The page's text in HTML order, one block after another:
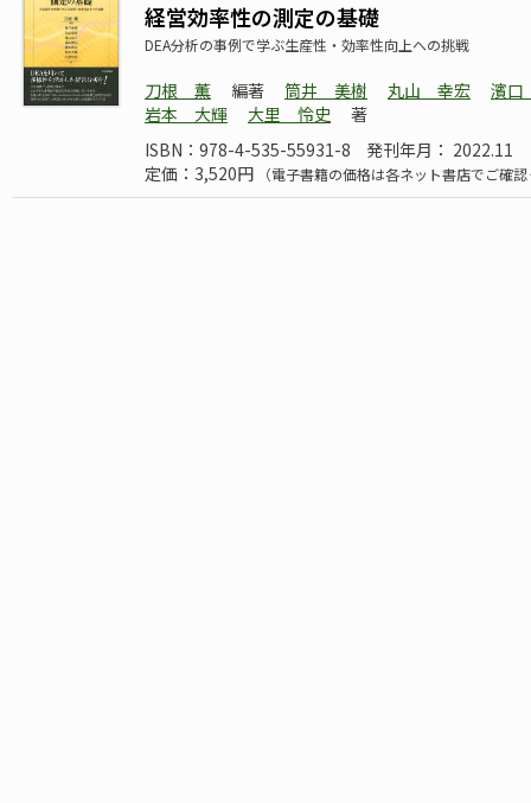
経営効率性の測定の基礎
DEA分析の事例で学ぶ生産性・効率性向上への挑戦
刀根 薫 編著 筒井 美樹 丸山 幸宏
濱
岩本 大輝
大里 怜史
著
ISBN：978-4-535-55931-8
発刊年月： 2022.11
定価：3,520円
（電子書籍の価格は各ネット書店でご確